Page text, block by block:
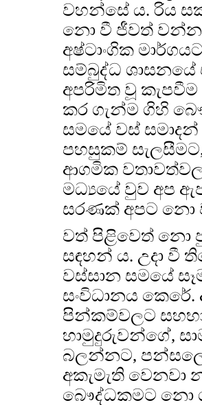
වහන්සේ ය. රිය
නො වී ජීවත්
අෂ්ටාංගික
සම්බුද්ධ
අපරිමිත වූ
කර ගැන්ම ගිහි
සමයේ වස්
පහසුකම්
ආගමික
මධ්‍යයේ වුව අප
සරණක් අපට නො
වත් පිළිවෙත් නො
සඳහන් ය. උදා වී
වස්සාන සමයේ
සංවිධානය
පින්කම්වලට
හාමුදුරුවන්ගේ,
බලන්නට,
අකැමැති වෙනවා
බෞද්ධකමට නො